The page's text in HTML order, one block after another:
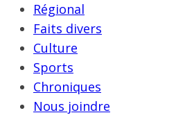
Régional
Faits divers
Culture
Sports
Chroniques
Nous joindre